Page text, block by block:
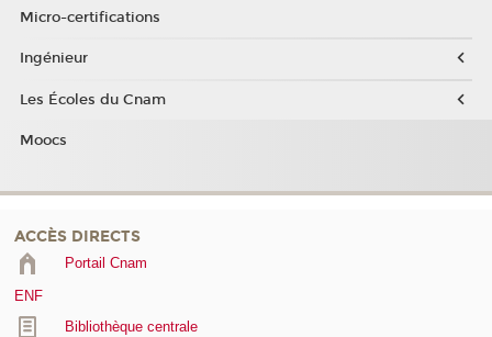
Micro-certifications
Ingénieur
Les Écoles du Cnam
Moocs
ACCÈS DIRECTS
Portail Cnam
ENF
Bibliothèque centrale